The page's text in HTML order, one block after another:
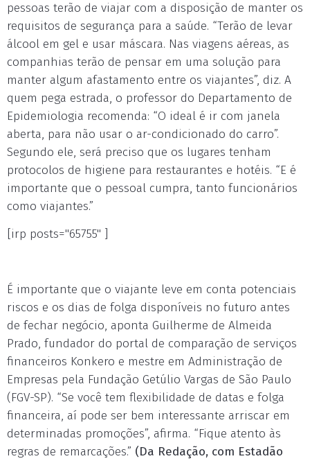
pessoas terão de viajar com a disposição de manter os
requisitos de segurança para a saúde. “Terão de levar
álcool em gel e usar máscara. Nas viagens aéreas, as
companhias terão de pensar em uma solução para
manter algum afastamento entre os viajantes”, diz. A
quem pega estrada, o professor do Departamento de
Epidemiologia recomenda: “O ideal é ir com janela
aberta, para não usar o ar-condicionado do carro”.
Segundo ele, será preciso que os lugares tenham
protocolos de higiene para restaurantes e hotéis. “E é
importante que o pessoal cumpra, tanto funcionários
como viajantes.”
[irp posts="65755" ]
É importante que o viajante leve em conta potenciais
riscos e os dias de folga disponíveis no futuro antes
de fechar negócio, aponta Guilherme de Almeida
Prado, fundador do portal de comparação de serviços
financeiros Konkero e mestre em Administração de
Empresas pela Fundação Getúlio Vargas de São Paulo
(FGV-SP). “Se você tem flexibilidade de datas e folga
financeira, aí pode ser bem interessante arriscar em
determinadas promoções”, afirma. “Fique atento às
regras de remarcações.” (Da Redação, com Estadão